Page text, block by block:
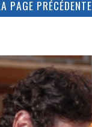
PRÉCÉDENTE